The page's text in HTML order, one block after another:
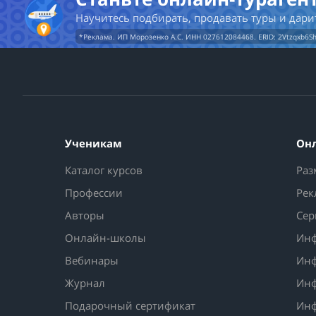
ПОДРОБНЕЕ
Научитесь подбирать, продавать туры и
*Реклама. ИП Морозенко А.С. ИНН 027612084468. ERID:
Ученикам
Каталог курсов
Профессии
Авторы
Онлайн-школы
Вебинары
Журнал
Подарочный сертификат